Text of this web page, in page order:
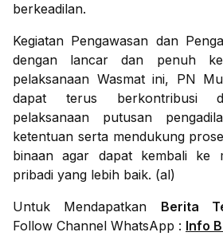
berkeadilan.
Kegiatan Pengawasan dan
dengan lancar dan penuh
pelaksanaan Wasmat ini, PN
dapat terus berkontribusi
pelaksanaan putusan
ketentuan serta mendukung
binaan agar dapat kembali ke
pribadi yang lebih baik. (al)
Untuk Mendapatkan Berita
Follow Channel WhatsApp : Info